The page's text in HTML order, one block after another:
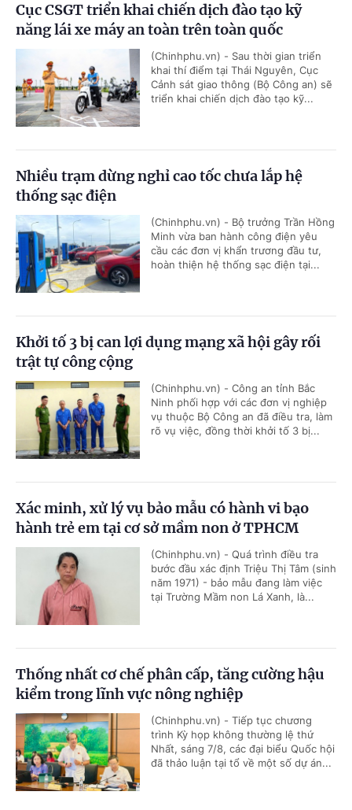
Cục CSGT triển khai chiến dịch đào tạo kỹ
năng lái xe máy an toàn trên toàn quốc
(Chinhphu.vn) - Sau thời gian triển
khai thí điểm tại Thái Nguyên, Cục
Cảnh sát giao thông (Bộ Công an) sẽ
triển khai chiến dịch đào tạo kỹ...
Nhiều trạm dừng nghỉ cao tốc chưa lắp hệ
thống sạc điện
(Chinhphu.vn) - Bộ trưởng Trần Hồng
Minh vừa ban hành công điện yêu
cầu các đơn vị khẩn trương đầu tư,
hoàn thiện hệ thống sạc điện tại...
Khởi tố 3 bị can lợi dụng mạng xã hội gây rối
trật tự công cộng
(Chinhphu.vn) - Công an tỉnh Bắc
Ninh phối hợp với các đơn vị nghiệp
vụ thuộc Bộ Công an đã điều tra, làm
rõ vụ việc, đồng thời khởi tố 3 bị...
Xác minh, xử lý vụ bảo mẫu có hành vi bạo
hành trẻ em tại cơ sở mầm non ở TPHCM
(Chinhphu.vn) - Quá trình điều tra
bước đầu xác định Triệu Thị Tâm (sinh
năm 1971) - bảo mẫu đang làm việc
tại Trường Mầm non Lá Xanh, là...
Thống nhất cơ chế phân cấp, tăng cường hậu
kiểm trong lĩnh vực nông nghiệp
(Chinhphu.vn) - Tiếp tục chương
trình Kỳ họp không thường lệ thứ
Nhất, sáng 7/8, các đại biểu Quốc hội
đã thảo luận tại tổ về một số dự án...